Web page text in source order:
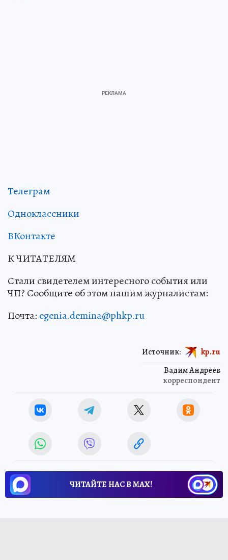
Телеграм
Одноклассники
ВКонтакте
К ЧИТАТЕЛЯМ
Стали свидетелем интересного события или
ЧП? Сообщите об этом нашим журналистам:
Почта: egenia.demina@phkp.ru
Вадим Андреев
корреспондент
Источник: kp.ru
ЧИТАЙТЕ НАС В МАХ!